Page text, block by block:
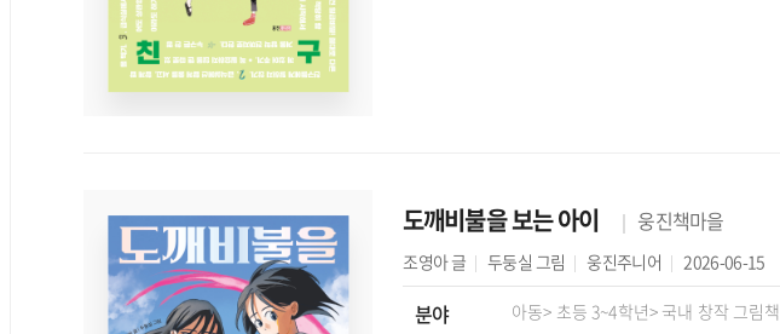
도깨비불을 보는 아이 웅진책마을
조영아글 두둥실 그림 웅진주니어 2026-06-15
분야 아동> 초등 3~4학년> 국내 창작 그림책